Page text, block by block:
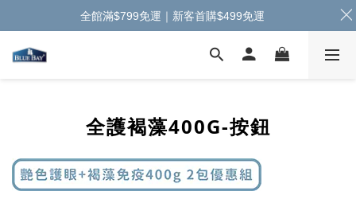
全護褐藻400G-按鈕
全館滿$799免運｜新客首購$499免運